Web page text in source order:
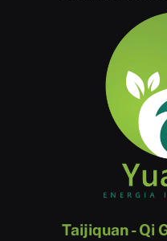
Taijiquan - Qi